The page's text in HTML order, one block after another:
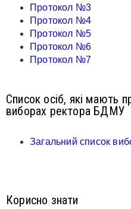
Протокол №3
Протокол №4
Протокол №5
Протокол №6
Протокол №7
Список осіб, які мають
виборах ректора БДМУ
Загальний список
Корисно знати